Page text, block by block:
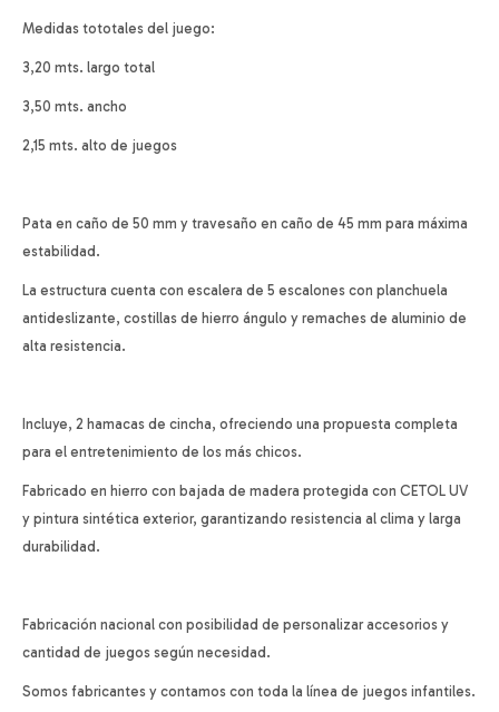
Medidas tototales del juego:
3,20 mts. largo total
3,50 mts. ancho
2,15 mts. alto de juegos
Pata en caño de 50 mm y travesaño en caño de 45 mm para máxima
estabilidad.
La estructura cuenta con escalera de 5 escalones con planchuela
antideslizante, costillas de hierro ángulo y remaches de aluminio de
alta resistencia.
Incluye, 2 hamacas de cincha, ofreciendo una propuesta completa
para el entretenimiento de los más chicos.
Fabricado en hierro con bajada de madera protegida con CETOL UV
y pintura sintética exterior, garantizando resistencia al clima y larga
durabilidad.
Fabricación nacional con posibilidad de personalizar accesorios y
cantidad de juegos según necesidad.
Somos fabricantes y contamos con toda la línea de juegos infantiles.